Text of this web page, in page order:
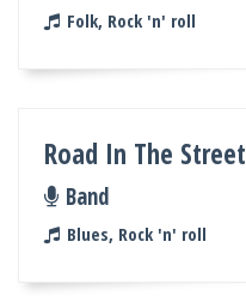
Folk, Rock 'n' roll
Road In The Street
Band
Blues, Rock 'n' roll